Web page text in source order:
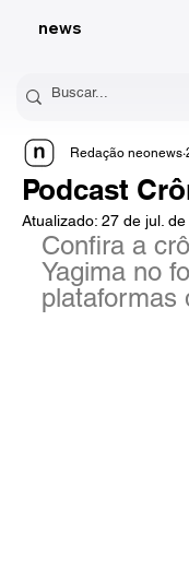
news
Podcast
Redação neonews
Atualizado: 27 de jul. de
Confira a
Yagima no
plataformas